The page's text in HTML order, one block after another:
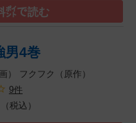
㌽で読む
男4巻
）
フクフク（原作）
9件
（税込）